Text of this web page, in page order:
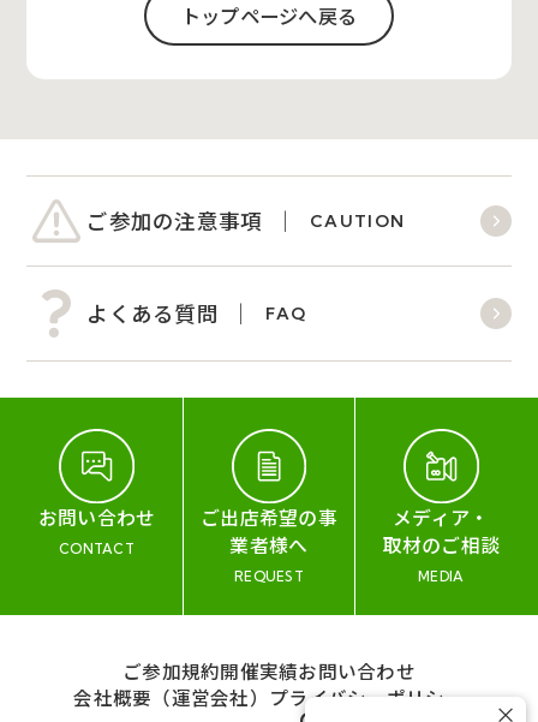
トップページへ戻る
ご参加の注意事項 CAUTION
よくある質問 FAQ
お問い合わせ
CONTACT
ご出店希望の事
業者様へ
REQUEST
メディア・
取材のご相談
MEDIA
ご参加規約開催実績お問い合わせ
会社概要（運営会社） プライバシーポリシー
×